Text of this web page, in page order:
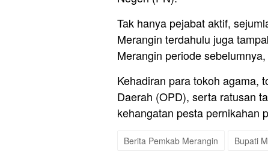
Tak hanya pejabat aktif,
Merangin terdahulu juga
Merangin periode
Kehadiran para tokoh agama,
Daerah (OPD), serta ratusan
kehangatan pesta pernikahan
Berita Pemkab Merangin Bupati